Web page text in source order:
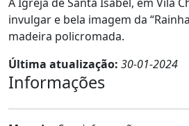
invulgar e bela imagem da
madeira policromada.
Última atualização: 30-01-2024
Informações